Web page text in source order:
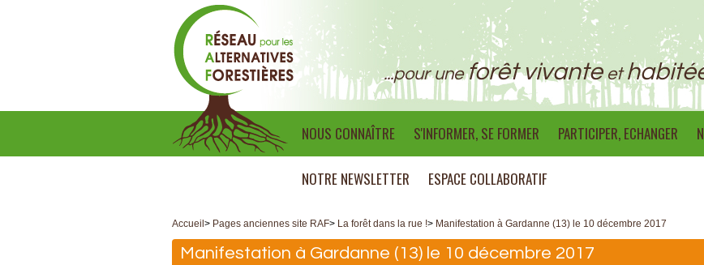
...pour uneforêt vivanteet
NOUS CONNAÎTRE S'INFORMER, SE FORMER PARTICIPER, ECHANGER
NOTRE NEWSLETTER ESPACE COLLABORATIF
Accueil > Pages anciennes site RAF> La forêt dans la rue !> Manifestation à Gardanne (13) le 10 décembre 2017
Manifestation à Gardanne (13) le 10 décembre 2017